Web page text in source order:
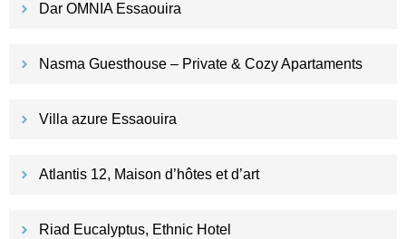
Dar OMNIA Essaouira
Nasma Guesthouse – Private & Cozy Apartaments
Villa azure Essaouira
Atlantis 12, Maison d’hôtes et d’art
Riad Eucalyptus, Ethnic Hotel